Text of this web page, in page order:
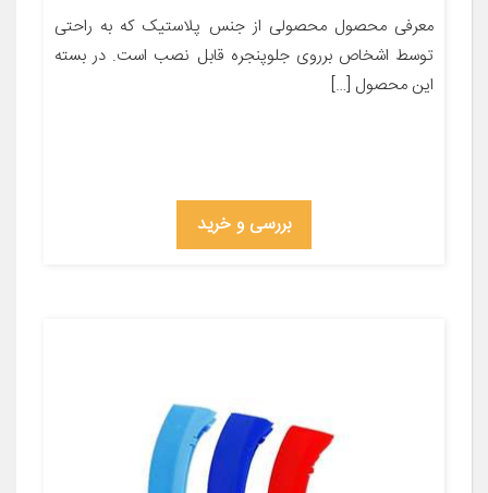
معرفی محصول محصولی از جنس پلاستیک که به راحتی
توسط اشخاص برروی جلوپنجره قابل نصب است. در بسته
این محصول […]
بررسی و خرید